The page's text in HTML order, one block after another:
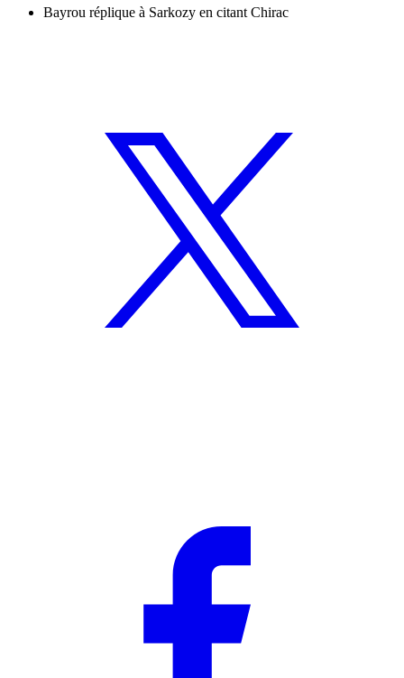
Bayrou réplique à Sarkozy en citant Chirac